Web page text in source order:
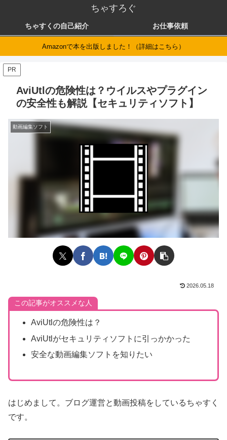
ちゃすろぐ
ちゃすくの自己紹介 お仕事依頼
Amazonで本を出版しました！（詳細はこちら）
PR
AviUtlの危険性は？ウイルスやプラグイン
の安全性も解説【セキュリティソフト】
動画編集ソフト
2026.05.18
この記事がオススメな人
AviUtlの危険性は？
AviUtlがセキュリティソフトに引っかかった
安全な動画編集ソフトを知りたい
はじめまして。ブログ運営と動画投稿をしているちゃすく
です。